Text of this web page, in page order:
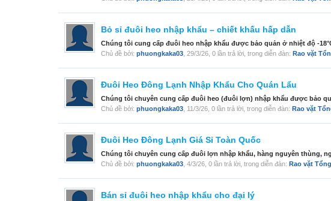
Bỏ sỉ đuôi heo nhập khẩu – chiết khấu hấp dẫn
Chúng tôi cung cấp đuôi heo nhập khẩu được bảo quản ở nhiệt độ -
Chủ đề bởi: phuongkaka03 29/3/26 , 0 lần trả lời, trong diễn đàn: Rao vặt
Đuôi Heo Đông Lạnh Nhập Khẩu Cho Quán Lẩu
Chúng tôi chuyên cung cấp đuôi heo (đuôi lợn) nhập khẩu được bảo
Chủ đề bởi: phuongkaka03 11/3/26 , 0 lần trả lời, trong diễn đàn: Rao vặt
Đuôi Heo Đông Lạnh Giá Sỉ Toàn Quốc
Chúng tôi chuyên cung cấp đuôi lợn nhập khẩu, hàng nguyên thùng,
Chủ đề bởi: phuongkaka03 4/3/26 , 0 lần trả lời, trong diễn đàn: Rao vặt
Bán sỉ đuôi heo nhập khẩu cho đại lý